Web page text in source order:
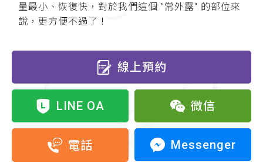
量最小、恢復快，對於我們這個 ”常外露“ 的部位來
說，更方便不過了！
線上預約
LINE OA 微信
電話 Messenger